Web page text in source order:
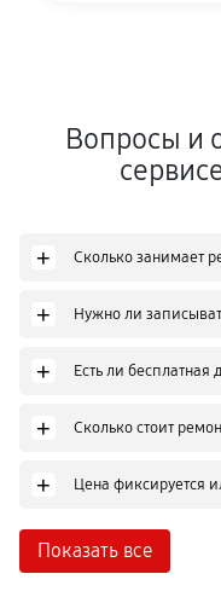
Вопросы и
+ Сколько занимает
+ Нужно ли
+ Есть ли бесплатная
+ Сколько стоит
+ Цена фиксируется
Показать все